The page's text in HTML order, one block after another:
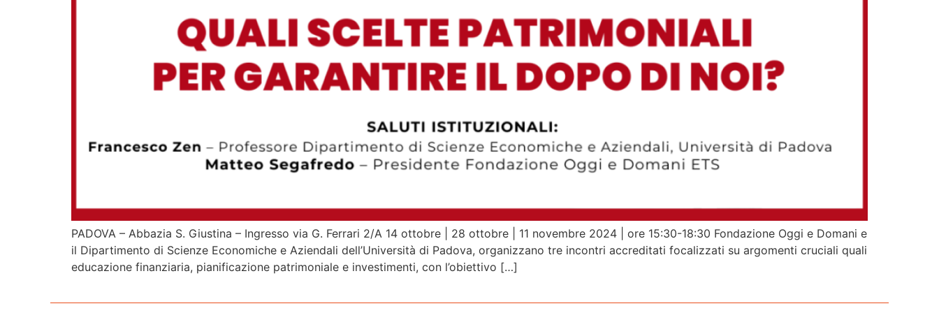
PADOVA – Abbazia S. Giustina – Ingresso via G. Ferrari 2/A 14 ottobre | 28 ottobre | 11 novembre 2024 | ore 15:30-18:30 Fondazione Oggi e Domani e
il Dipartimento di Scienze Economiche e Aziendali dell’Università di Padova, organizzano tre incontri accreditati focalizzati su argomenti cruciali quali
educazione finanziaria, pianificazione patrimoniale e investimenti, con l’obiettivo […]